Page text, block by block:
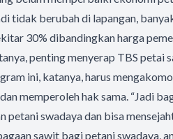
tidak berubah di lapangan,
30% dibandingkan harga
penting menyerap TBS
ini, katanya, harus
memperoleh hak sama. “Jadi
petani swadaya dan bisa
sawit bagi petani swadaya,